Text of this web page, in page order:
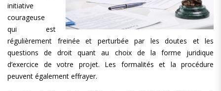
initiative
courageuse
qui est
régulièrement freinée et perturbée par les doutes et les
questions de droit quant au choix de la forme juridique
d’exercice de votre projet. Les formalités et la procédure
peuvent également effrayer.